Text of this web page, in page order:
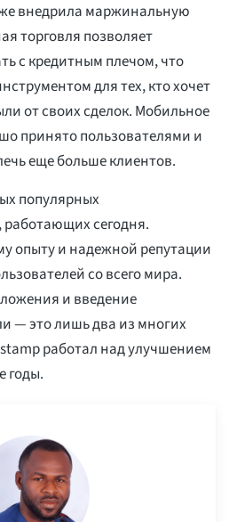
внедрила маржинальную
торговля позволяет
с кредитным плечом, что
для тех, кто хочет
от своих сделок. Мобильное
принято пользователями и
еще больше клиентов.
популярных
сегодня.
опыту и надежной репутации
со всего мира.
и введение
— это лишь два из многих
работал над улучшением
годы.